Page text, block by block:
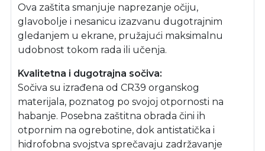
Ova zaštita smanjuje naprezanje očiju,
glavobolje i nesanicu izazvanu dugotrajnim
gledanjem u ekrane, pružajući maksimalnu
udobnost tokom rada ili učenja.
Kvalitetna i dugotrajna sočiva:
Sočiva su izrađena od CR39 organskog
materijala, poznatog po svojoj otpornosti na
habanje. Posebna zaštitna obrada čini ih
otpornim na ogrebotine, dok antistatička i
hidrofobna svojstva sprečavaju zadržavanje